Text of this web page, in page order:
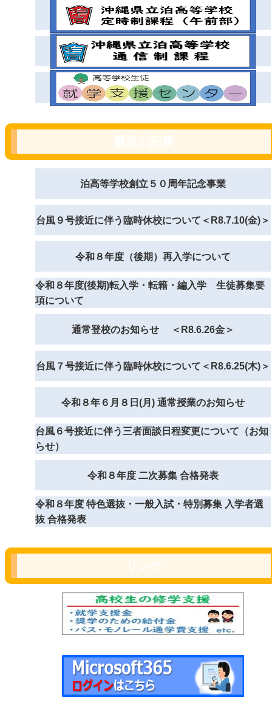
泊高等学校創立５０周年記念事業
台風９号接近に伴う臨時休校について＜R8.7.10(金)＞
令和８年度（後期）再入学について
令和８年度(後期)転入学・転籍・編入学 生徒募集要
項について
通常登校のお知らせ ＜R8.6.26金＞
台風７号接近に伴う臨時休校について＜R8.6.25(木)＞
令和８年６月８日(月) 通常授業のお知らせ
台風６号接近に伴う三者面談日程変更について（お知
らせ）
令和８年度 二次募集 合格発表
令和８年度 特色選抜・一般入試・特別募集 入学者選
抜 合格発表